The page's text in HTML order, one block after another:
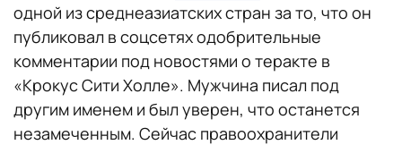
одной из среднеазиатских стран за то, что он
публиковал в соцсетях одобрительные
комментарии под новостями о теракте в
«Крокус Сити Холле». Мужчина писал под
другим именем и был уверен, что останется
незамеченным. Сейчас правоохранители